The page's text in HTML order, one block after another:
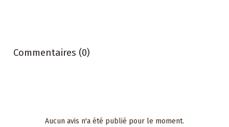
Commentaires (0)
Aucun avis n'a été publié pour le moment.